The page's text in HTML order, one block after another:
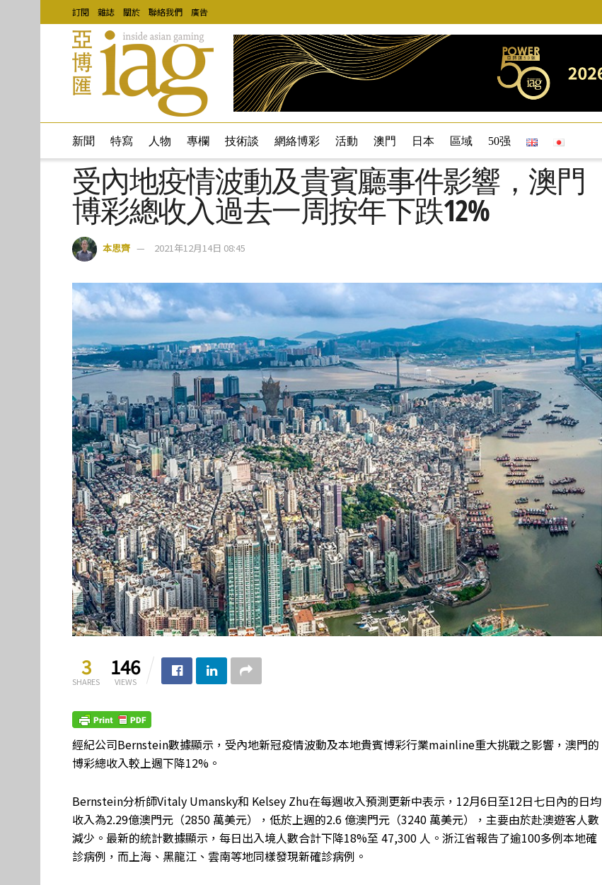
訂閱 雜誌 關於 聯絡我們 廣告
新聞 特寫 人物 專欄 技術談 網絡博彩 活動 澳門 日本 區域 50强
受內地疫情波動及貴賓廳事件影響，澳門
博彩總收入過去一周按年下跌12%
本思齊 2021年12月14日 08:45
3
SHARES
146
VIEWS
經紀公司Bernstein數據顯示，受內地新冠疫情波動及本地貴賓博彩行業mainline重大挑戰之影響，澳門的
博彩總收入較上週下降12%。
Bernstein分析師Vitaly Umansky和 ​​Kelsey Zhu在每週收入預測更新中表示，12月6日至12日七日內的日均
收入為2.29億澳門元（2850 萬美元），低於上週的2.6 億澳門元（3240 萬美元），主要由於赴澳遊客人數
減少。最新的統計數據顯示，每日出入境人數合計下降18%至 47,300 人。浙江省報告了逾100多例本地確
診病例，而上海、黑龍江、雲南等地同樣發現新確診病例。